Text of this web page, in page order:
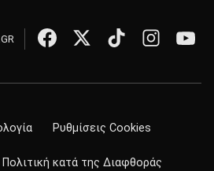
Ρυθμίσεις Cookies
Πολιτική κατά της Διαφθοράς